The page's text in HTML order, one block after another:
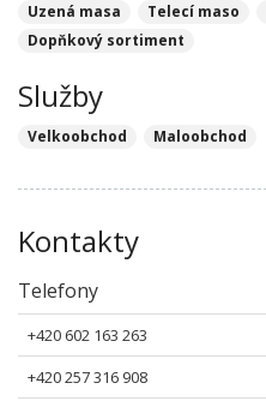
Uzená masa
Telecí maso
Dopňkový sortiment
Služby
Velkoobchod Maloobchod
Kontakty
Telefony
+420 602 163 263
+420 257 316 908